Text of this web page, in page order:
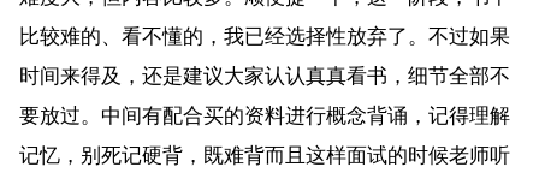
比较难的、看不懂的，我已经选择性放弃了。不过如果
时间来得及，还是建议大家认认真真看书，细节全部不
要放过。中间有配合买的资料进行概念背诵，记得理解
记忆，别死记硬背，既难背而且这样面试的时候老师听